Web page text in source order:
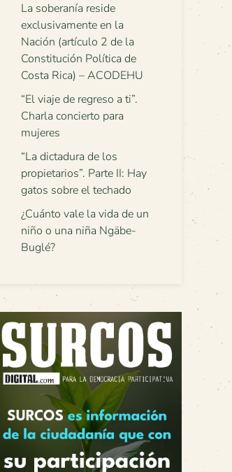
La soberanía reside
exclusivamente en la
Nación (artículo 2 de la
Constitución Política de
Costa Rica) – ACODEHU
“El viaje de regreso a ti”.
Charla concierto para
mujeres
“La dictadura de los
propietarios”. Parte II: Hay
gatos sobre el techado
¿Cuánto vale la vida de un
niño o una niña Ngäbe-
Buglé?